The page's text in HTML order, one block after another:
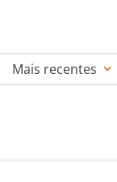
Mais recentes